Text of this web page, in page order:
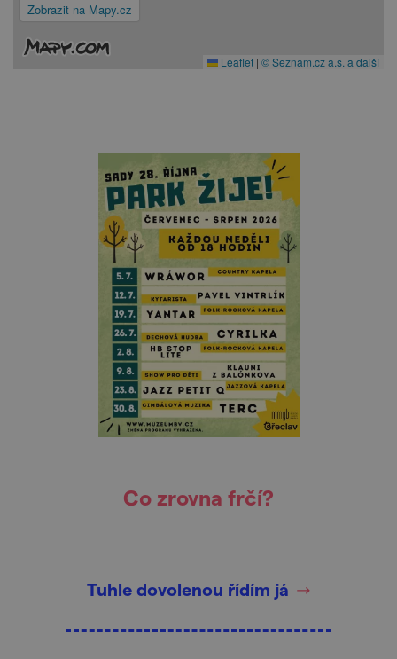
Zobrazit na Mapy.cz
Leaflet | © Seznam.cz a.s. a další
Co zrovna frčí?
Tuhle dovolenou řídím já